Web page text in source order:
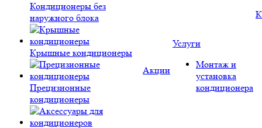
Кондиционеры без
наружного блока
Крышные кондиционеры
Прецизионные
кондиционеры
Акции
Услуги
Монтаж и
установка
кондиционера